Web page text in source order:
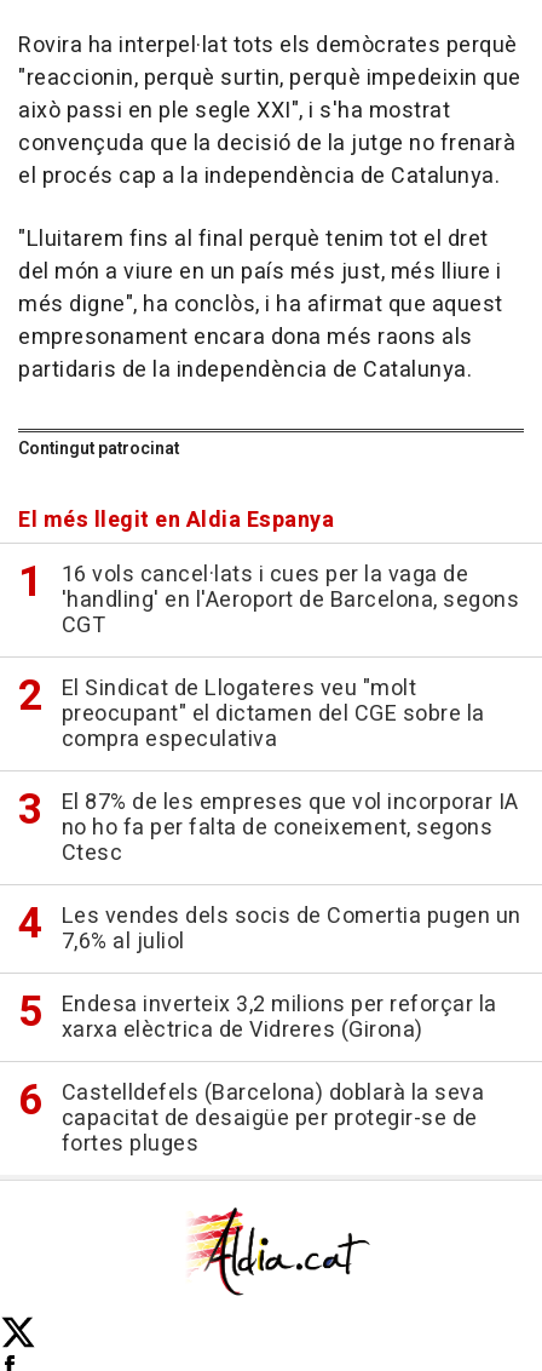
Rovira ha interpel·lat tots els demòcrates perquè
"reaccionin, perquè surtin, perquè impedeixin que
això passi en ple segle XXI", i s'ha mostrat
convençuda que la decisió de la jutge no frenarà
el procés cap a la independència de Catalunya.
"Lluitarem fins al final perquè tenim tot el dret
del món a viure en un país més just, més lliure i
més digne", ha conclòs, i ha afirmat que aquest
empresonament encara dona més raons als
partidaris de la independència de Catalunya.
Contingut patrocinat
El més llegit en Aldia Espanya
16 vols cancel·lats i cues per la vaga de
'handling' en l'Aeroport de Barcelona, segons
CGT
El Sindicat de Llogateres veu "molt
preocupant" el dictamen del CGE sobre la
compra especulativa
El 87% de les empreses que vol incorporar IA
no ho fa per falta de coneixement, segons
Ctesc
Les vendes dels socis de Comertia pugen un
7,6% al juliol
Endesa inverteix 3,2 milions per reforçar la
xarxa elèctrica de Vidreres (Girona)
Castelldefels (Barcelona) doblarà la seva
capacitat de desaigüe per protegir-se de
fortes pluges